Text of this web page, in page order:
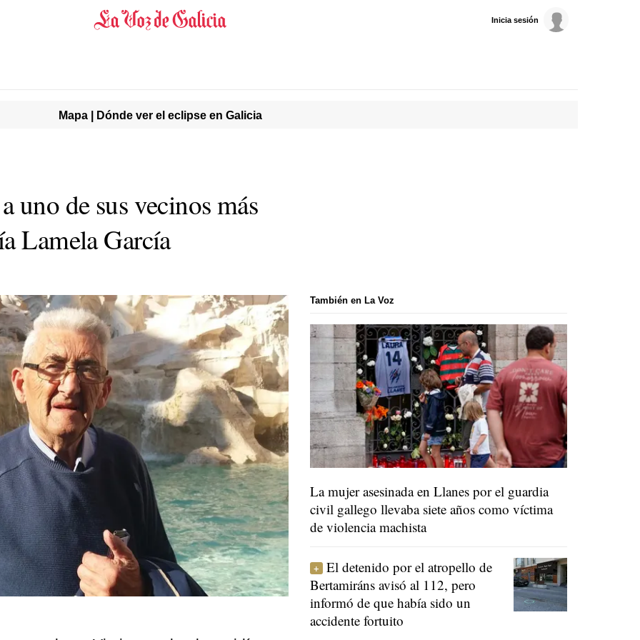
Inicia sesión
Mapa | Dónde ver el eclipse en Galicia
uno de sus vecinos más
Lamela García
También en La Voz
La mujer asesinada en Llanes por el guardia
civil gallego llevaba siete años como víctima
de violencia machista
El detenido por el atropello de
Bertamiráns avisó al 112, pero
informó de que había sido un
accidente fortuito